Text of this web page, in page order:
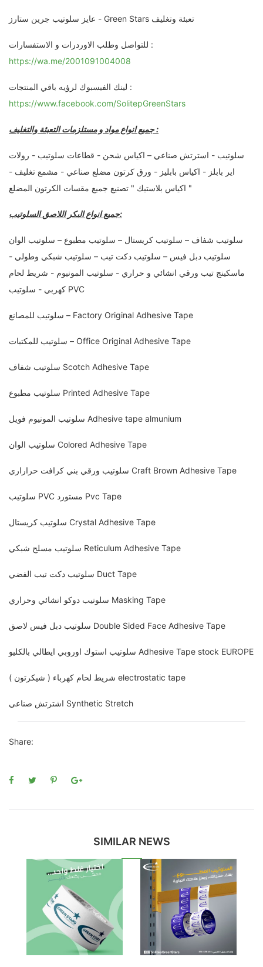
عايز سلوتيب جرين ستارز - Green Stars تعبئة وتغليف
للتواصل وطلب الاوردرات و الاستفسارات :
https://wa.me/2001091004008
لينك الفيسبوك لرؤيه باقي المنتجات :
https://www.facebook.com/SolitepGreenStars
جميع انواع مواد و مستلزمات التعبئة والتغليف :
سلوتيب - استرتش صناعي – اكياس شحن - قطاعات سلوتيب - رولات
اير بابلز - اكياس بابليز - ورق كرتون مضلع صناعي - مشمع تغليف -
اكياس بلاستيك " تصنيع جميع مقسات الكرتون المضلع "
جميع انواع البكر اللاصق السلوتيب:
سلوتيب شفاف – سلوتيب كريستال – سلوتيب مطبوع – سلوتيب الوان
سلوتيب دبل فيس – سلوتيب دكت تيب – سلوتيب شبكي وطولي -
ماسكينج تيب ورقي انشائي و حراري - سلوتيب المونيوم - شريط لحام
كهربي - سلوتيب PVC
سلوتيب للمصانع – Factory Original Adhesive Tape
سلوتيب للمكتبات – Office Original Adhesive Tape
سلوتيب شفاف Scotch Adhesive Tape
سلوتيب مطبوع Printed Adhesive Tape
سلوتيب المونيوم فويل Adhesive tape almunium
سلوتيب الوان Colored Adhesive Tape
سلوتيب ورقي بني كرافت حراراري Craft Brown Adhesive Tape
سلوتيب PVC مستورد Pvc Tape
سلوتيب كريستال Crystal Adhesive Tape
سلوتيب مسلح شبكي Reticulum Adhesive Tape
سلوتيب دكت تيب الفضي Duct Tape
سلوتيب دوكو انشائي وحراري Masking Tape
سلوتيب دبل فيس لاصق Double Sided Face Adhesive Tape
سلوتيب استوك اوروبي ايطالي بالكليو Adhesive Tape stock EUROPE
شريط لحام كهرباء ( شيكرتون ) electrostatic tape
اشترتش صناعي Synthetic Stretch
Share:
SIMILAR NEWS